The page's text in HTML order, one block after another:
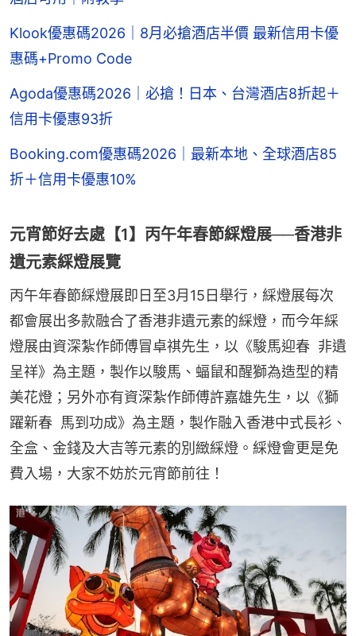
Klook優惠碼2026｜8月必搶酒店半價 最新信用卡優
惠碼+Promo Code
Agoda優惠碼2026｜必搶！日本、台灣酒店8折起＋
信用卡優惠93折
Booking.com優惠碼2026｜最新本地、全球酒店85
折＋信用卡優惠10%
元宵節好去處【1】丙午年春節綵燈展──香港非
遺元素綵燈展覽
丙午年春節綵燈展即日至3月15日舉行，綵燈展每次
都會展出多款融合了香港非遺元素的綵燈，而今年綵
燈展由資深紮作師傅冒卓祺先生，以《駿馬迎春  非遺
呈祥》為主題，製作以駿馬、蝠鼠和醒獅為造型的精
美花燈；另外亦有資深紮作師傅許嘉雄先生，以《獅
躍新春  馬到功成》為主題，製作融入香港中式長衫、
全盒、金錢及大吉等元素的別緻綵燈。綵燈會更是免
費入場，大家不妨於元宵節前往！